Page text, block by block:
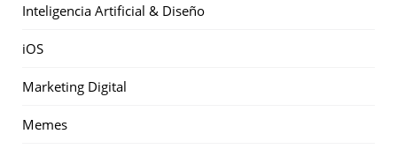
Inteligencia Artificial & Diseño
iOS
Marketing Digital
Memes